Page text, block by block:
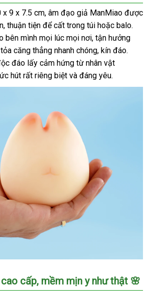
9 x 7.5 cm, âm đạo giả ManMiao được
thuận tiện để cất trong túi hoặc balo.
bên mình mọi lúc mọi nơi, tận hưởng
căng thẳng nhanh chóng, kín đáo.
đáo lấy cảm hứng từ nhân vật
hút rất riêng biệt và đáng yêu.
cấp, mềm mịn y như thật 🌸